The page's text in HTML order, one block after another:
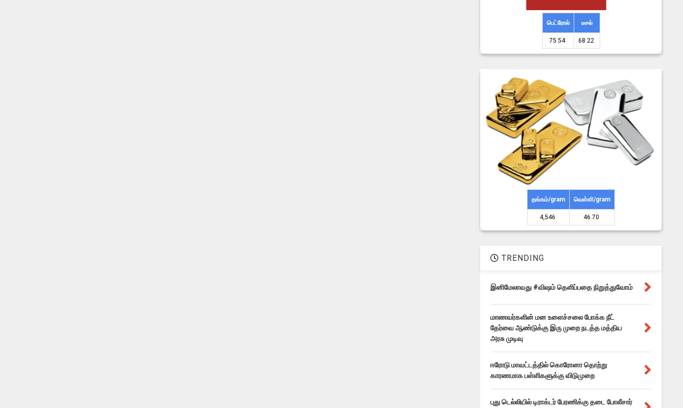
பெட்ரோல் டீசல்
75.54 ₹ 68.22 ₹
தங்கம்/gram வெள்ளி/gram
4,546 ₹ 46.70 ₹
TRENDING
இனிமேலாவது #விஷம் தெளிப்பதை நிறுத்துவோம்
மாணவர்களின் மன உளைச்சலை போக்க நீட்
தேர்வை ஆண்டுக்கு இரு முறை நடத்த மத்திய
அரசு முடிவு
ஈரோடு மாவட்டத்தில் கொரோனா தொற்று
காரணமாக பள்ளிகளுக்கு விடுமுறை
புது டெல்லியில் டிராக்டர் பேரணிக்கு தடை போலீசார்